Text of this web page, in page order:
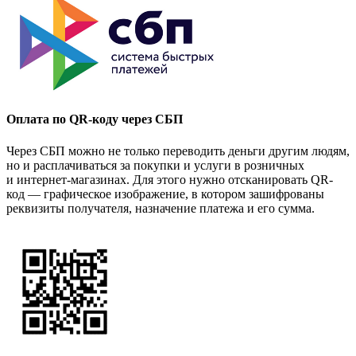
Оплата по QR-коду через СБП
Через СБП можно не только переводить деньги другим людям,
но и расплачиваться за покупки и услуги в розничных
и интернет-магазинах. Для этого нужно отсканировать QR-
код — графическое изображение, в котором зашифрованы
реквизиты получателя, назначение платежа и его сумма.